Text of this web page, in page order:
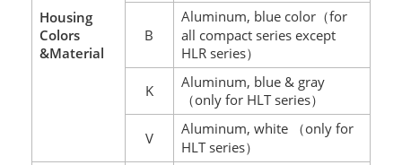
Housing
Colors
&Material
B
Aluminum, blue color（for
all compact series except
HLR series）
K Aluminum, blue & gray
（only for HLT series）
V
Aluminum, white （only for
HLT series）